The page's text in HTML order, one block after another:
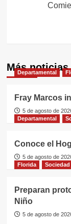
Más noticias
Departamental
Fray Marcos
5 de agosto de
Departamental
Conoce el
5 de agosto de
Florida
Sociedad
Preparan
Niño
5 de agosto de